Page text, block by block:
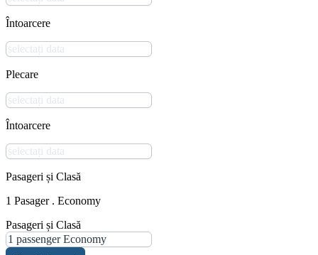
Întoarcere
Plecare
Întoarcere
Pasageri și Clasă
1 Pasager . Economy
Pasageri și Clasă